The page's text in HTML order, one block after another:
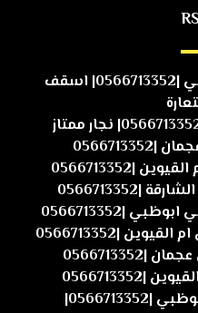
تركيب فورسيلنج في دبي |0566713352| اسقف
|0566713352
|0566713352
|0566713352